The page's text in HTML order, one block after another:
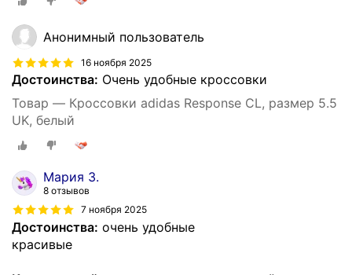
Анонимный пользователь
16 ноября 2025
Достоинства: Очень удобные кроссовки
Товар — Кроссовки adidas Response CL, размер 5.5
UK, белый
Мария З.
8 отзывов
7 ноября 2025
Достоинства: очень удобные
красивые